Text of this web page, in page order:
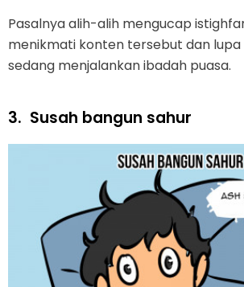
Pasalnya alih-alih mengucap
menikmati konten tersebut dan lupa
sedang menjalankan ibadah puasa.
3. Susah bangun sahur